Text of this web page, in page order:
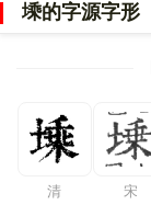
塖的字源字形
清 宋